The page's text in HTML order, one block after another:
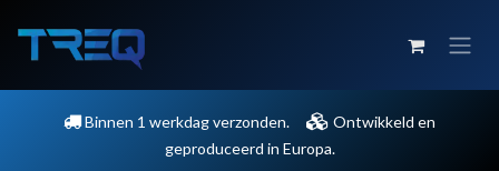
Binnen 1 werkdag verzonden.
Ontwikkeld en
geproduceerd in Europa.